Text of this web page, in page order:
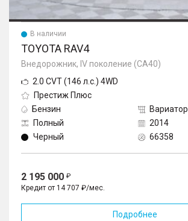
В наличии
TOYOTA RAV4
Внедорожник, IV поколение (CA40)
2.0 CVT (146 л.с.) 4WD
Престиж Плюс
Бензин
Вариатор
Полный
2014
Черный
66358
2 195 000
Кредит от 14 707 ₽/мес.
Подробнее